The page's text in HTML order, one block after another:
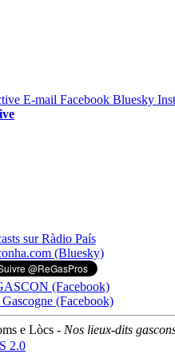
sur Ràdio País
(Bluesky)
(Facebook)
(Facebook)
e Lòcs - Nos lieux-dits
2.0